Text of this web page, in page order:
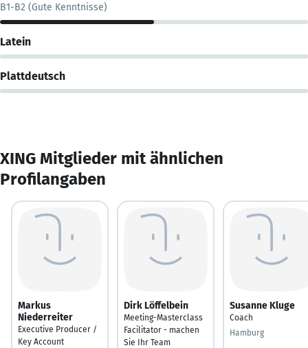
B1-B2 (Gute Kenntnisse)
Latein
Plattdeutsch
XING Mitglieder mit ähnlichen
Profilangaben
Markus
Niederreiter
Executive Producer /
Key Account
Dirk Löffelbein
Meeting-Masterclass
Facilitator - machen
Sie Ihr Team
Susanne Kluge
Coach
Hamburg